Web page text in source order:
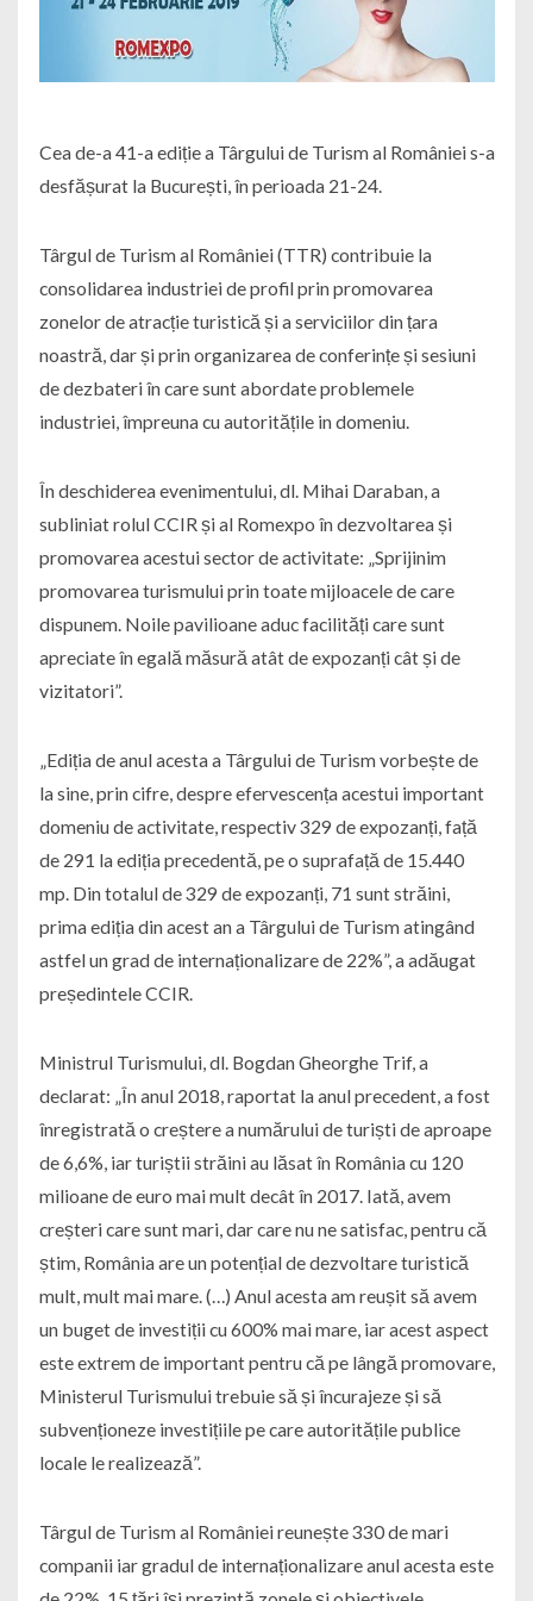
Cea de-a 41-a ediție a Târgului de Turism al României s-a
desfășurat la București, în perioada 21-24.
Târgul de Turism al României (TTR) contribuie la
consolidarea industriei de profil prin promovarea
zonelor de atracție turistică și a serviciilor din țara
noastră, dar și prin organizarea de conferințe și sesiuni
de dezbateri în care sunt abordate problemele
industriei, împreuna cu autoritățile in domeniu.
În deschiderea evenimentului, dl. Mihai Daraban, a
subliniat rolul CCIR și al Romexpo în dezvoltarea și
promovarea acestui sector de activitate: „Sprijinim
promovarea turismului prin toate mijloacele de care
dispunem. Noile pavilioane aduc facilități care sunt
apreciate în egală măsură atât de expozanți cât și de
vizitatori”.
„Ediția de anul acesta a Târgului de Turism vorbește de
la sine, prin cifre, despre efervescența acestui important
domeniu de activitate, respectiv 329 de expozanți, față
de 291 la ediția precedentă, pe o suprafață de 15.440
mp. Din totalul de 329 de expozanți, 71 sunt străini,
prima ediția din acest an a Târgului de Turism atingând
astfel un grad de internaționalizare de 22%”, a adăugat
președintele CCIR.
Ministrul Turismului, dl. Bogdan Gheorghe Trif, a
declarat: „În anul 2018, raportat la anul precedent, a fost
înregistrată o creștere a numărului de turiști de aproape
de 6,6%, iar turiștii străini au lăsat în România cu 120
milioane de euro mai mult decât în 2017. Iată, avem
creșteri care sunt mari, dar care nu ne satisfac, pentru că
știm, România are un potențial de dezvoltare turistică
mult, mult mai mare. (…) Anul acesta am reușit să avem
un buget de investiții cu 600% mai mare, iar acest aspect
este extrem de important pentru că pe lângă promovare,
Ministerul Turismului trebuie să și încurajeze și să
subvenționeze investițiile pe care autoritățile publice
locale le realizează”.
Târgul de Turism al României reunește 330 de mari
companii iar gradul de internaționalizare anul acesta este